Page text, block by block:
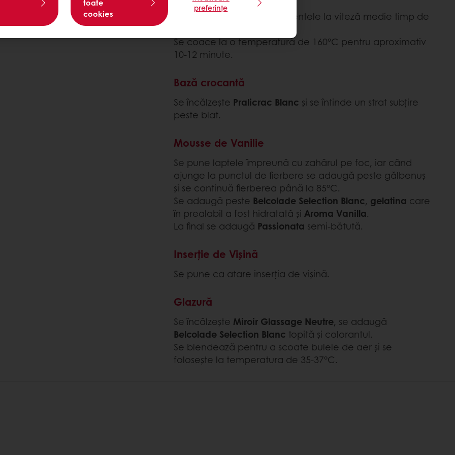
Se amestecă toate ingredientele la viteză medie timp de
Se coace la o temperatură de 160°C pentru aproximativ
10-12 minute.
Bază crocantă
Se încălzește Pralicrac Blanc și se întinde un strat subțire
peste blat.
Mousse de Vanilie
Se pune laptele împreună cu zahărul pe foc, iar când
ajunge la punctul de fierbere se adaugă peste gălbenuș
și se continuă fierberea până la 85°C.
Se adaugă peste Belcolade Selection Blanc, gelatina care
în prealabil a fost hidratată și Aroma Vanilla.
La final se adaugă Passionata semi-bătută.
Inserție de Vișină
Se pune ca atare inserția de vișină.
Glazură
Se încălzește Miroir Glassage Neutre, se adaugă
Belcolade Selection Blanc topită și colorantul.
Se blendează pentru a scoate bulele de aer și se
folosește la temperatura de 35-37°C.
toate
cookies
preferințe